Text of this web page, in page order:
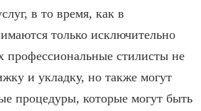
в то время, как в
только исключительно
профессиональные стилисты не
и укладку, но также могут
процедуры, которые могут быть